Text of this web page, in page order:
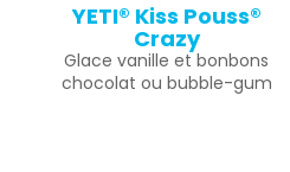
YETI® Kiss Pouss®
Crazy
Glace vanille et bonbons
chocolat ou bubble-gum